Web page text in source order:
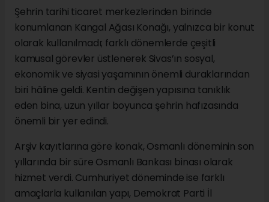
Şehrin tarihi ticaret merkezlerinden birinde
konumlanan Kangal Ağası Konağı, yalnızca bir konut
olarak kullanılmadı; farklı dönemlerde çeşitli
kamusal görevler üstlenerek Sivas’ın sosyal,
ekonomik ve siyasi yaşamının önemli duraklarından
biri hâline geldi. Kentin değişen yapısına tanıklık
eden bina, uzun yıllar boyunca şehrin hafızasında
önemli bir yer edindi.
Arşiv kayıtlarına göre konak, Osmanlı döneminin son
yıllarında bir süre Osmanlı Bankası binası olarak
hizmet verdi. Cumhuriyet döneminde ise farklı
amaçlarla kullanılan yapı, Demokrat Parti İl